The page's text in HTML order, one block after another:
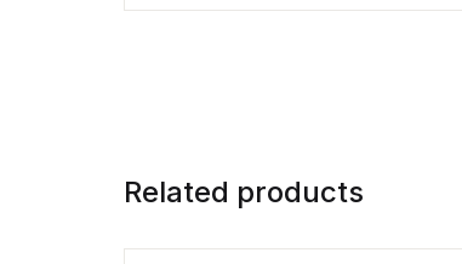
Related products